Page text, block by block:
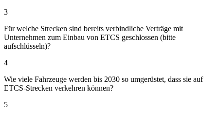
3
Für welche Strecken sind bereits verbindliche Verträge mit
Unternehmen zum Einbau von ETCS geschlossen (bitte
aufschlüsseln)?
4
Wie viele Fahrzeuge werden bis 2030 so umgerüstet, dass sie auf
ETCS-Strecken verkehren können?
5